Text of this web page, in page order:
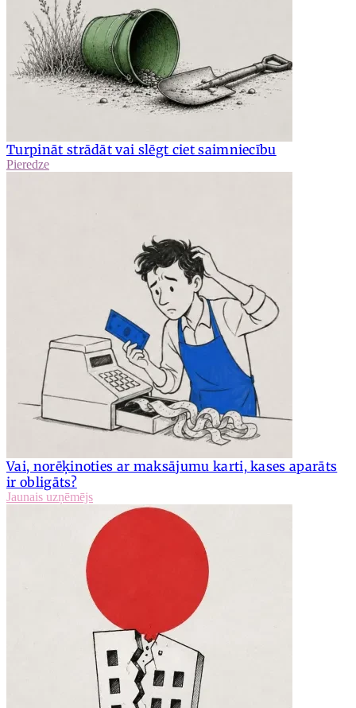
Turpināt strādāt vai slēgt ciet saimniecību
Pieredze
Vai, norēķinoties ar maksājumu karti, kases aparāts
ir obligāts?
Jaunais uzņēmējs